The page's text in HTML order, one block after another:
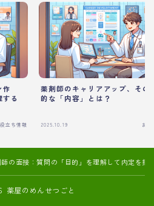
作
る
立ち情報
薬剤師のキャリアアップ、その
的な「内容」とは？
2025.10.19 お
師の面接：質問の「目的」を理解して内定を掴
薬屋のめんせつごと